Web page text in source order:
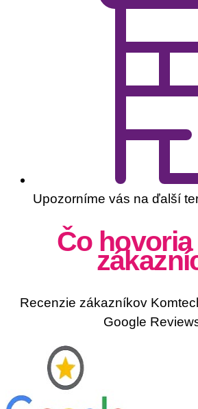
Upozorníme vás na ďalší
Čo
Recenzie zákazníkov
Google